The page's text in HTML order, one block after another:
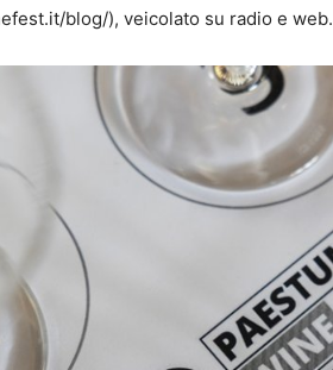
blog/), veicolato su radio e web.